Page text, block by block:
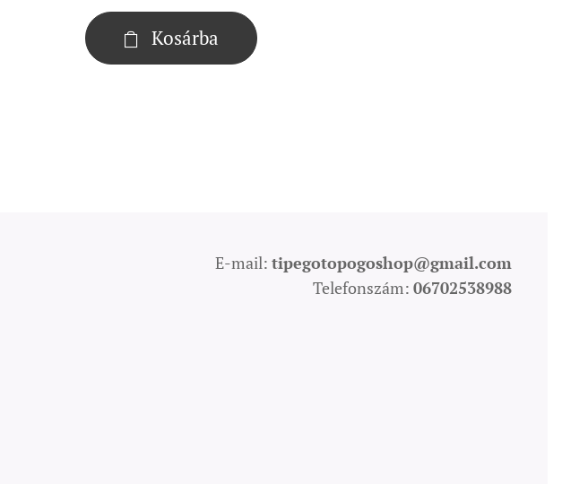
Kosárba
E-mail: tipegotopogoshop@gmail.com
Telefonszám: 06702538988